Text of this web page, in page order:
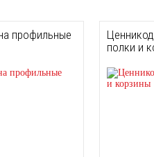
профильные
полки и